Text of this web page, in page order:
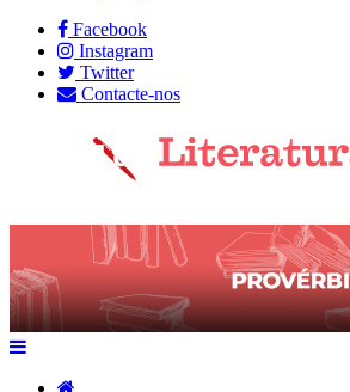
Facebook
Instagram
Twitter
Contacte-nos